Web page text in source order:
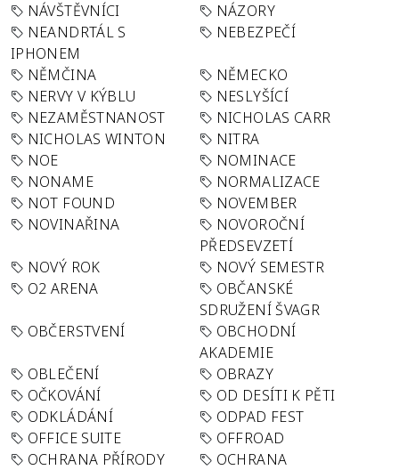
NÁVŠTĚVNÍCI
NÁZORY
NEANDRTÁL S
IPHONEM
NEBEZPEČÍ
NĚMČINA
NĚMECKO
NERVY V KÝBLU
NESLYŠÍCÍ
NEZAMĚSTNANOST
NICHOLAS CARR
NICHOLAS WINTON
NITRA
NOE
NOMINACE
NONAME
NORMALIZACE
NOT FOUND
NOVEMBER
NOVINAŘINA
NOVOROČNÍ
PŘEDSEVZETÍ
NOVÝ ROK
NOVÝ SEMESTR
O2 ARENA
OBČANSKÉ
SDRUŽENÍ ŠVAGR
OBČERSTVENÍ
OBCHODNÍ
AKADEMIE
OBLEČENÍ
OBRAZY
OČKOVÁNÍ
OD DESÍTI K PĚTI
ODKLÁDÁNÍ
ODPAD FEST
OFFICE SUITE
OFFROAD
OCHRANA PŘÍRODY
OCHRANA